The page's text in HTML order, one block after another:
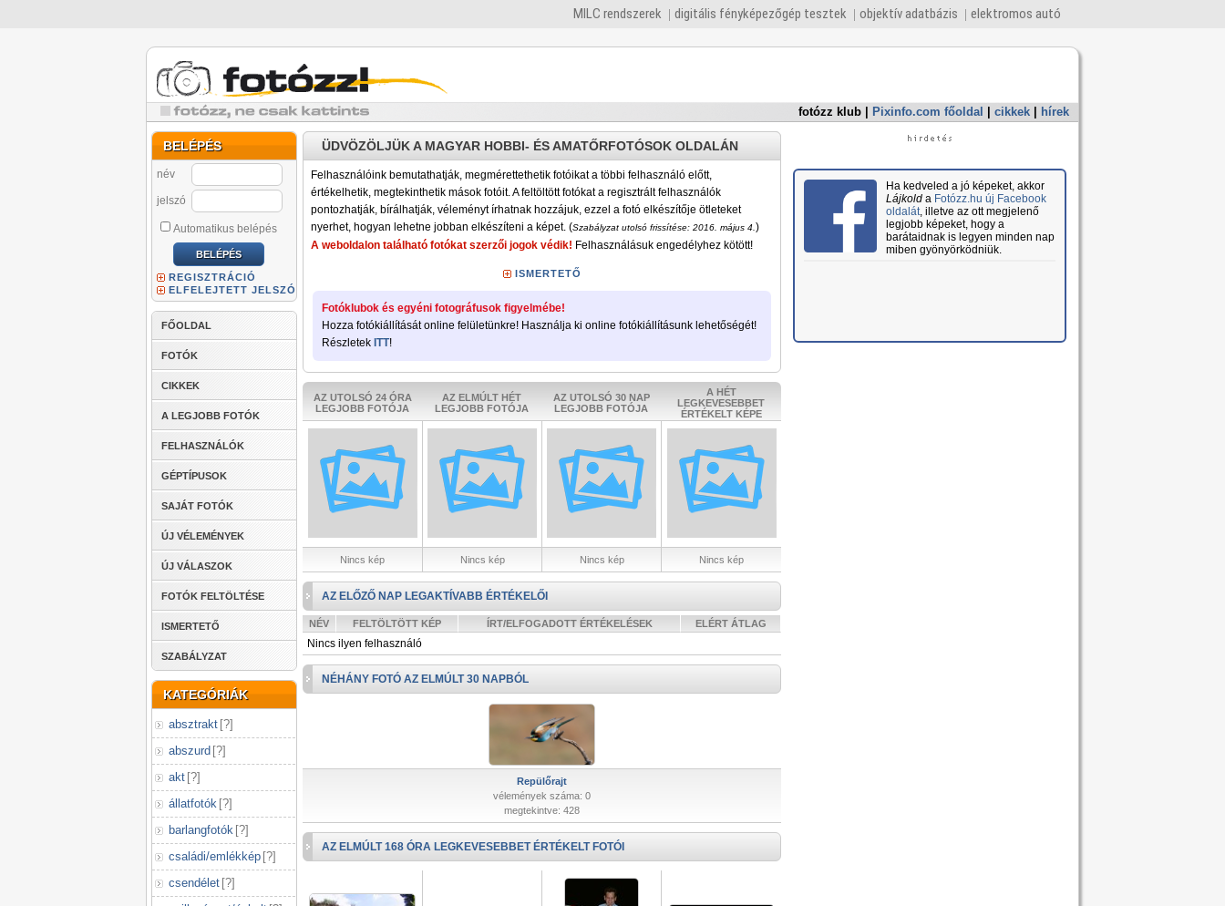
MILC rendszerek digitális fényképezőgép tesztek objektív adatbázis elektromos autó
fotózz klub Pixinfo.com főoldal cikkek hírek
BELÉPÉS
név
jelszó
Automatikus belépés
REGISZTRÁCIÓ
ELFELEJTETT JELSZÓ
FŐOLDAL
FOTÓK
CIKKEK
A LEGJOBB FOTÓK
FELHASZNÁLÓK
GÉPTÍPUSOK
SAJÁT FOTÓK
ÚJ VÉLEMÉNYEK
ÚJ VÁLASZOK
FOTÓK FELTÖLTÉSE
ISMERTETŐ
SZABÁLYZAT
KATEGÓRIÁK
absztrakt [?]
abszurd [?]
akt [?]
állatfotók [?]
barlangfotók [?]
családi/emlékkép [?]
csendélet [?]
ÜDVÖZÖLJÜK A MAGYAR HOBBI- ÉS AMATŐRFOTÓSOK OLDALÁN
Felhasználóink bemutathatják, megmérettethetik fotóikat a többi felhasználó előtt,
értékelhetik, megtekinthetik mások fotóit. A feltöltött fotókat a regisztrált felhasználók
pontozhatják, bírálhatják, véleményt írhatnak hozzájuk, ezzel a fotó elkészítője ötleteket
nyerhet, hogyan lehetne jobban elkészíteni a képet. (Szabályzat utolsó frissítése: 2016. május 4. )
A weboldalon található fotókat szerzői jogok védik! Felhasználásuk engedélyhez kötött!
ISMERTETŐ
Fotóklubok és egyéni fotográfusok figyelmébe!
Hozza fotókiállítását online felületünkre! Használja ki online fotókiállításunk lehetőségét!
Részletek ITT!
AZ UTOLSÓ 24 ÓRA
LEGJOBB FOTÓJA
AZ ELMÚLT HÉT
LEGJOBB FOTÓJA
AZ UTOLSÓ 30 NAP
LEGJOBB FOTÓJA
A HÉT
LEGKEVESEBBET
ÉRTÉKELT KÉPE
Nincs kép Nincs kép Nincs kép Nincs kép
AZ ELŐZŐ NAP LEGAKTÍVABB ÉRTÉKELŐI
NÉV FELTÖLTÖTT KÉP ÍRT/ELFOGADOTT ÉRTÉKELÉSEK ELÉRT ÁTLAG
Nincs ilyen felhasználó
NÉHÁNY FOTÓ AZ ELMÚLT 30 NAPBÓL
Repülőrajt
vélemények száma: 0
megtekintve: 428
AZ ELMÚLT 168 ÓRA LEGKEVESEBBET ÉRTÉKELT FOTÓI
Ha kedveled a jó képeket, akkor
Lájkolda Fotózz.hu új Facebook
oldalát, illetve az ott megjelenő
legjobb képeket, hogy a
barátaidnak is legyen minden nap
miben gyönyörködniük.